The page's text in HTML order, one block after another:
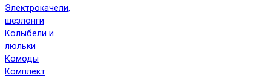
Электрокачели,
шезлонги
Колыбели и
люльки
Комоды
Комплект